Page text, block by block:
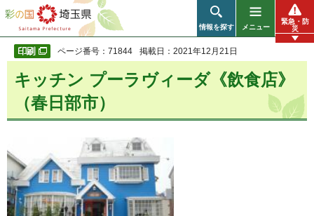
彩の国 埼玉県
情報を探す メニュー
緊急・防
災
ページ番号：71844 掲載日：2021年12月21日
キッチン プーラヴィーダ《飲食店》
（春日部市）